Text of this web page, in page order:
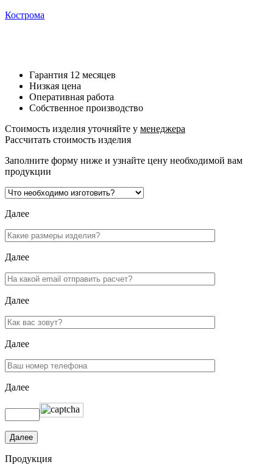
Кострома
Гарантия 12 месяцев
Низкая цена
Оперативная работа
Собственное производство
Стоимость изделия уточняйте у менеджера
Рассчитать стоимость изделия
Заполните форму ниже и узнайте цену необходимой вам
продукции
Далее
Далее
Далее
Далее
Далее
Продукция